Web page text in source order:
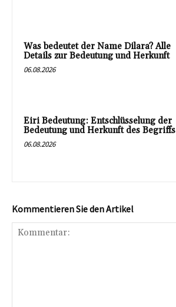
Was bedeutet der Name Dilara? Alle
Details zur Bedeutung und Herkunft
06.08.2026
Eiri Bedeutung: Entschlüsselung der
Bedeutung und Herkunft des Begriffs
06.08.2026
Kommentieren Sie den Artikel